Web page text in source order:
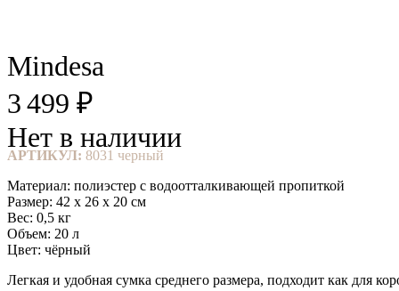
Mindesa
3 499 ₽
Нет в наличии
АРТИКУЛ: 8031 черный
Материал: полиэстер с водоотталкивающей пропиткой
Размер: 42 х 26 х 20 см
Вес: 0,5 кг
Объем: 20 л
Цвет: чёрный
Легкая и удобная сумка среднего размера, подходит как для